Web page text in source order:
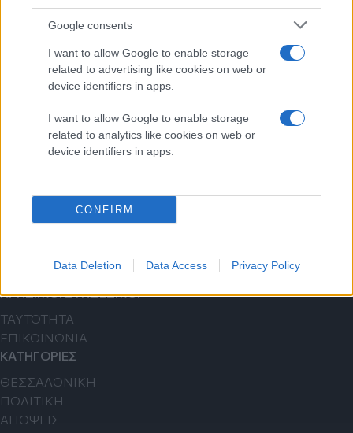
Google consents
I want to allow Google to enable storage
related to advertising like cookies on web or
device identifiers in apps.
I want to allow Google to enable storage
related to analytics like cookies on web or
device identifiers in apps.
CONFIRM
Data Deletion Data Access Privacy Policy
Εγγραφείτε στο Newsletter μας
Ενημερωθείτε πρώτοι για σημαντικότερα νέα της ημέρας
Εγγραφή
ΧΡΗΣΙΜΟΙ ΣΥΝΔΕΣΜΟΙ
TAYTOTHTA
ΕΠΙΚΟΙΝΩΝΙΑ
ΚΑΤΗΓΟΡΙΕΣ
ΘΕΣΣΑΛΟΝΙΚΗ
ΠΟΛΙΤΙΚΗ
ΑΠΟΨΕΙΣ